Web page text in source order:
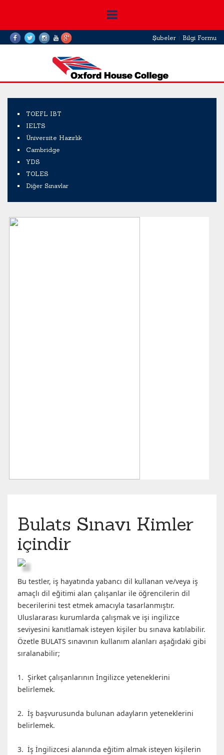
Şubeler | Bilgi Formu
TOEFL IBT
IELTS
Üniversite Hazırlık
Cambridge
YDS
TOLES
Diğer Sınavlar
Bulats Sınavı Kimler
içindir
Bu testler, iş hayatında yabancı dil kullanan ve/veya iş
amaçlı dil eğitimi alan çalışanlar ile öğrencilerin dil
becerilerini test etmek amacıyla tasarlanmıştır.
Uluslararası kurumlarda çalışmak ve işi ingilizce
seviyesini kanıtlamak isteyen kişiler bu sınava katılabilir.
Özetle BULATS sınavının kullanım alanları aşağıdaki gibi
sıralanabilir;
1. Şirket çalışanlarının İngilizce yeteneklerini
belirlemek.
2. İş başvurusunda bulunan adayların yeteneklerini
belirlemek.
3. İş İngilizcesi alanında eğitim almak isteyen kişilerin